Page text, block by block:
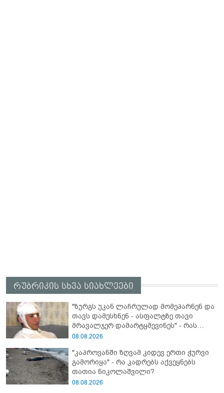
რუბრიკის სხვა სიახლეები
"ზურგს უკან ლაჩრულად მომეპარნენ და
თავს დამესხნენ - ასფალტზე თავი
მრავალჯერ დამარტყმევინეს" - რას
ჰყვება კურიერი, რომელსაც
გაუსწორდნენ?
08.08.2026
"კაპროვანში ზღვამ კიდევ ერთი ჭურვი
გამორიყა" - რა კადრებს აქვეყნებს
თათია ნიკოლაშვილი?
08.08.2026